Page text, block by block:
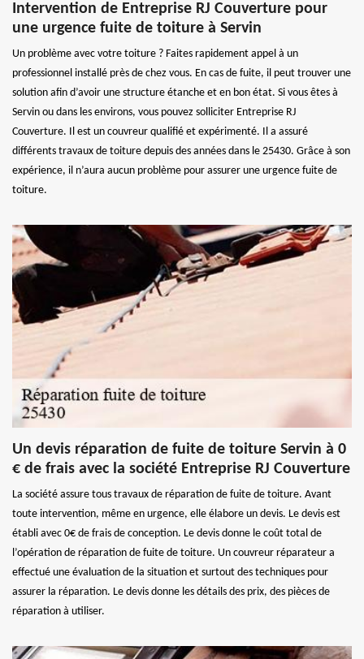
Intervention de Entreprise RJ Couverture pour
une urgence fuite de toiture à Servin
Un problème avec votre toiture ? Faites rapidement appel à un
professionnel installé près de chez vous. En cas de fuite, il peut trouver une
solution afin d’avoir une structure étanche et en bon état. Si vous êtes à
Servin ou dans les environs, vous pouvez solliciter Entreprise RJ
Couverture. Il est un couvreur qualifié et expérimenté. Il a assuré
différents travaux de toiture depuis des années dans le 25430. Grâce à son
expérience, il n’aura aucun problème pour assurer une urgence fuite de
toiture.
Un devis réparation de fuite de toiture Servin à 0
€ de frais avec la société Entreprise RJ Couverture
La société assure tous travaux de réparation de fuite de toiture. Avant
toute intervention, même en urgence, elle élabore un devis. Le devis est
établi avec 0€ de frais de conception. Le devis donne le coût total de
l’opération de réparation de fuite de toiture. Un couvreur réparateur a
effectué une évaluation de la situation et surtout des techniques pour
assurer la réparation. Le devis donne les détails des prix, des pièces de
réparation à utiliser.